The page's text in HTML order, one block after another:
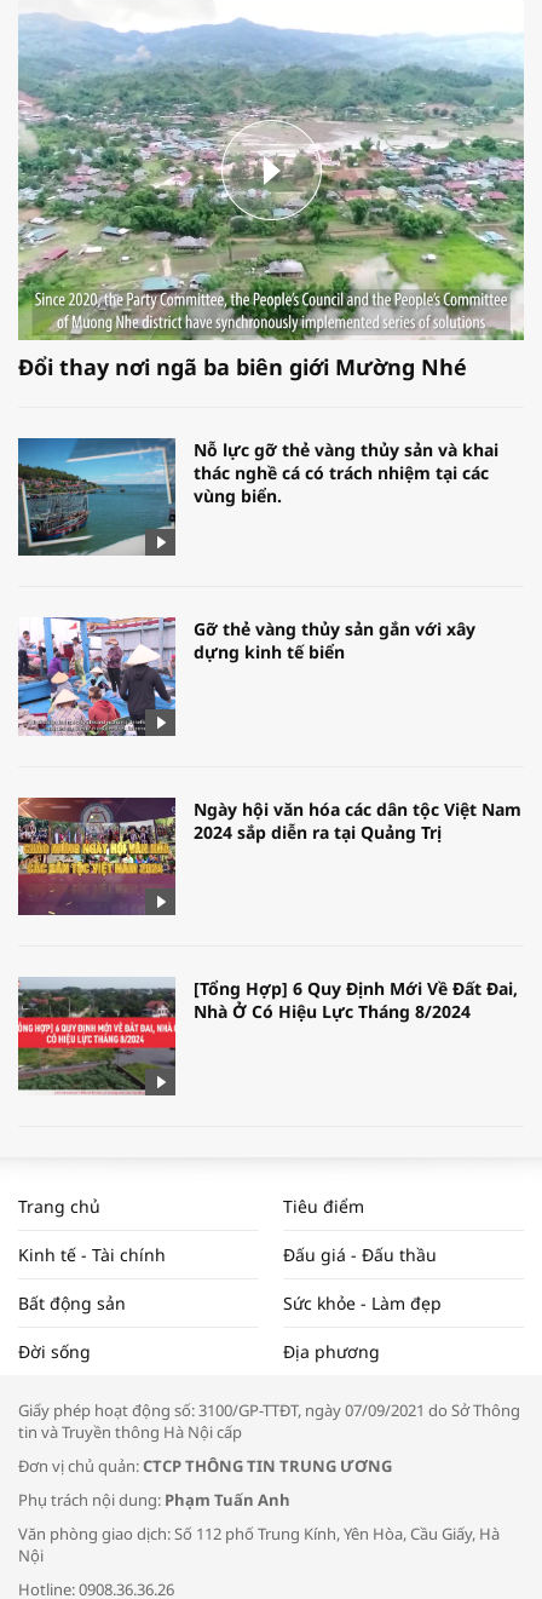
Đổi thay nơi ngã ba biên giới Mường Nhé
Nỗ lực gỡ thẻ vàng thủy sản và khai
thác nghề cá có trách nhiệm tại các
vùng biển.
Gỡ thẻ vàng thủy sản gắn với xây
dựng kinh tế biển
Ngày hội văn hóa các dân tộc Việt Nam
2024 sắp diễn ra tại Quảng Trị
[Tổng Hợp] 6 Quy Định Mới Về Đất Đai,
Nhà Ở Có Hiệu Lực Tháng 8/2024
NAM NĂM 2024 VÀ NĂM 2025 | NHỊP
ĐẬP THỊ TRƯỜNG #62
Tọa đàm “Xúc tiến thương mại: Khơi
Bác sĩ tư vấn cách phòng tránh bệnh
đường hô hấp trong thời tiết giao mùa
Trang chủ Tiêu điểm
Kinh tế - Tài chính Đấu giá - Đấu thầu
Bất động sản Sức khỏe - Làm đẹp
Đời sống Địa phương
Giấy phép hoạt động số: 3100/GP-TTĐT, ngày 07/09/2021 do Sở Thông
tin và Truyền thông Hà Nội cấp
Đơn vị chủ quản:CTCP THÔNG TIN TRUNG ƯƠNG
Phụ trách nội dung: Phạm Tuấn Anh
Văn phòng giao dịch: Số 112 phố Trung Kính, Yên Hòa, Cầu Giấy, Hà
Nội
Hotline: 0908.36.36.26